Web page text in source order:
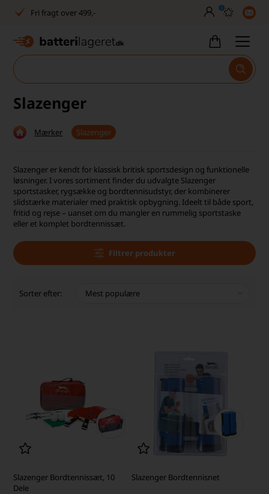
30 dages returret
Dag-til-dag levering
Dansk lager
30 dages returret
Tlf. er lukket uge 27-32
1040+ glade kunder på Trustpilot
0
Slazenger
Mærker Slazenger
Slazenger er kendt for klassisk britisk sportsdesign og funktionelle
løsninger. I vores sortiment finder du udvalgte Slazenger
sportstasker, rygsække og bordtennisudstyr, der kombinerer
slidstærke materialer med praktisk opbygning. Ideelt til både sport,
fritid og rejse – uanset om du mangler en rummelig sportstaske
eller et komplet bordtennissæt.
Filtrer produkter
Sorter efter:
Slazenger Bordtennissæt, 10
Dele
Slazenger Bordtennisnet